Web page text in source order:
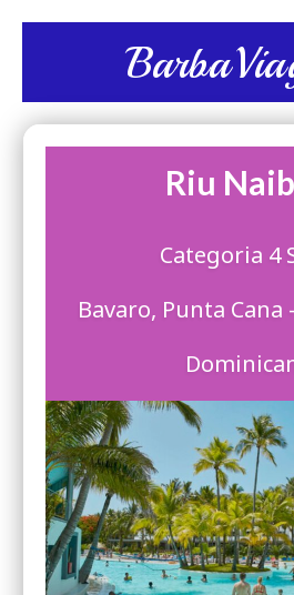
Riu
Categoria 4
Bavaro, Punta Cana